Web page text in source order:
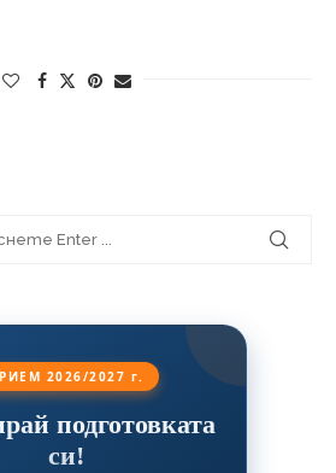
2026/2027 г.
подготовката
си!